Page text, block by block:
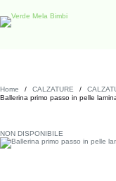
Home / CALZATURE /
Ballerina primo passo in pelle
NON DISPONIBILE